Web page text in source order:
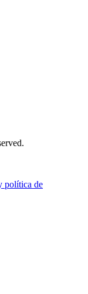
política de